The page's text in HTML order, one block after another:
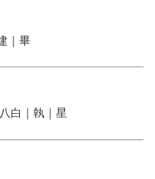
｜畢
白｜執｜星